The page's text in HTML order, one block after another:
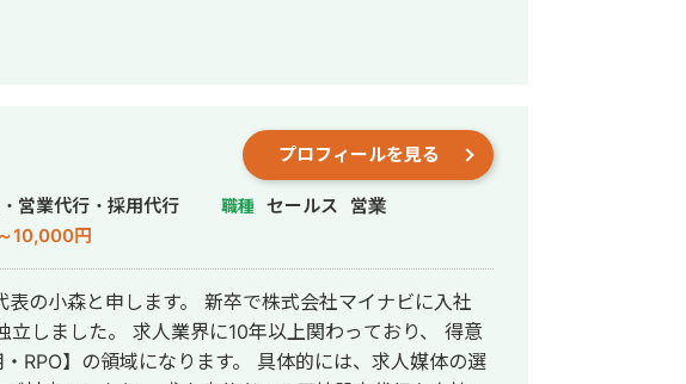
プロフィールを見る
営業代行・採用代行 職種 セールス 営業
10,000円
の小森と申します。 新卒で株式会社マイナビに入社
立しました。 求人業界に10年以上関わっており、 得意
域になります。 具体的には、求人媒体の選